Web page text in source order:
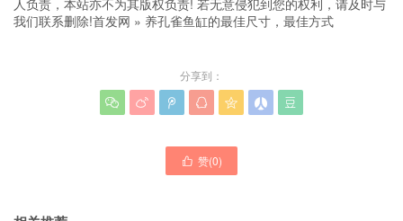
人负责，本站亦不为其版权负责! 若无意侵犯到您的权利，请及时与
我们联系删除!首发网 » 养孔雀鱼缸的最佳尺寸，最佳方式
分享到：
      
 赞(0)